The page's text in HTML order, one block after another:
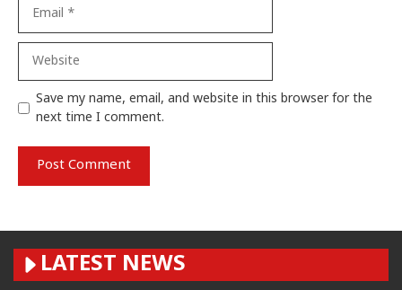
Save my name, email, and website in this browser for the
next time I comment.
LATEST NEWS